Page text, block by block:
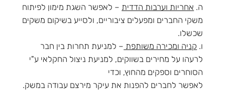
ה. אחריות וערבות הדדית – לאפשר השגת מימון לפיתוח
משקי החברים ומפעלים ציבוריים, ולסייע בשיקום משקים
שכשלו.
ו. קניה ומכירה משותפת – למניעת תחרות בין חבר
לרעהו על מחירים בשווקים, למניעת ניצול החקלאי ע"י
הסוחרים וספקים מהחוץ, וכדי
לאפשר לחברים להפנות את עיקר מירצם עבודה במשק.